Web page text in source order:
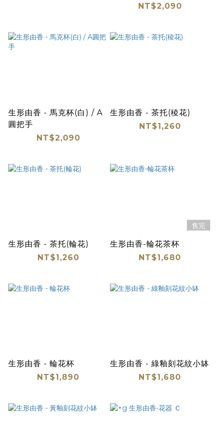
NT$2,090
生形由香 - 馬克杯(白) / A
圓把手
NT$2,090
生形由香 - 茶托(稜花)
NT$1,260
生形由香 - 茶托(輪花)
NT$1,260
售完
生形由香-輪花茶杯
NT$1,680
生形由香 - 輪花杯
NT$1,890
生形由香 - 綠釉刻花紋小缽
NT$1,680